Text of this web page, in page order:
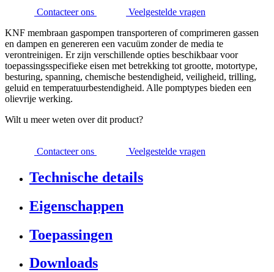
Contacteer ons
Veelgestelde vragen
KNF membraan gaspompen transporteren of comprimeren gassen
en dampen en genereren een vacuüm zonder de media te
verontreinigen. Er zijn verschillende opties beschikbaar voor
toepassingsspecifieke eisen met betrekking tot grootte, motortype,
besturing, spanning, chemische bestendigheid, veiligheid, trilling,
geluid en temperatuurbestendigheid. Alle pomptypes bieden een
olievrije werking.
Wilt u meer weten over dit product?
Contacteer ons Veelgestelde vragen
Technische details
Eigenschappen
Toepassingen
Downloads